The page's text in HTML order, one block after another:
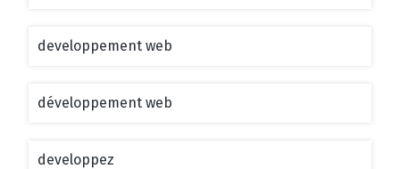
developpement web
développement web
developpez